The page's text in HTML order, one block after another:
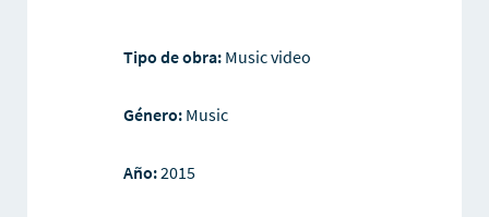
Tipo de obra:Music video
Género:Music
Año:2015